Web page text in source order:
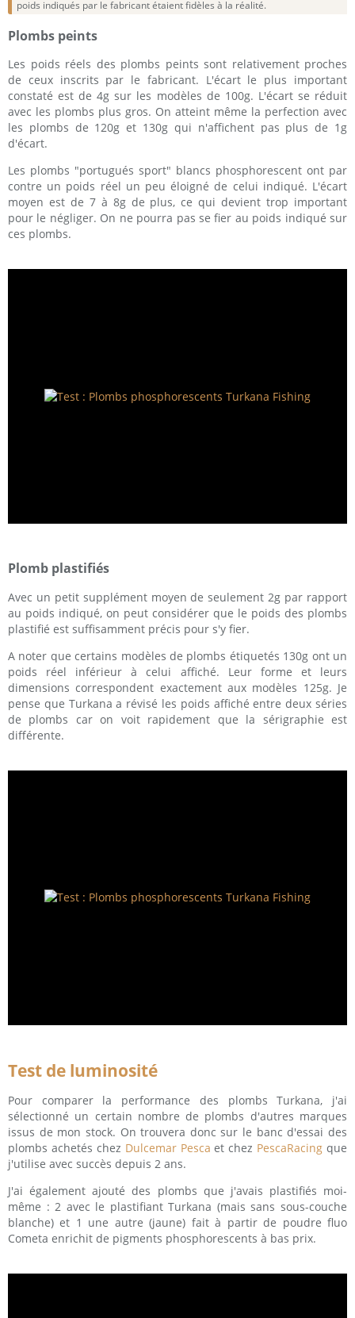
poids indiqués par le fabricant étaient fidèles à la réalité.
Plombs peints
Les poids réels des plombs peints sont relativement proches
de ceux inscrits par le fabricant. L'écart le plus important
constaté est de 4g sur les modèles de 100g. L'écart se réduit
avec les plombs plus gros. On atteint même la perfection avec
les plombs de 120g et 130g qui n'affichent pas plus de 1g
d'écart.
Les plombs "portugués sport" blancs phosphorescent ont par
contre un poids réel un peu éloigné de celui indiqué. L'écart
moyen est de 7 à 8g de plus, ce qui devient trop important
pour le négliger. On ne pourra pas se fier au poids indiqué sur
ces plombs.
Plomb plastifiés
Avec un petit supplément moyen de seulement 2g par rapport
au poids indiqué, on peut considérer que le poids des plombs
plastifié est suffisamment précis pour s'y fier.
A noter que certains modèles de plombs étiquetés 130g ont un
poids réel inférieur à celui affiché. Leur forme et leurs
dimensions correspondent exactement aux modèles 125g. Je
pense que Turkana a révisé les poids affiché entre deux séries
de plombs car on voit rapidement que la sérigraphie est
différente.
Test de luminosité
Pour comparer la performance des plombs Turkana, j'ai
sélectionné un certain nombre de plombs d'autres marques
issus de mon stock. On trouvera donc sur le banc d'essai des
plombs achetés chez Dulcemar Pesca et chez PescaRacing que
j'utilise avec succès depuis 2 ans.
J'ai également ajouté des plombs que j'avais plastifiés moi-
même : 2 avec le plastifiant Turkana (mais sans sous-couche
blanche) et 1 une autre (jaune) fait à partir de poudre fluo
Cometa enrichit de pigments phosphorescents à bas prix.